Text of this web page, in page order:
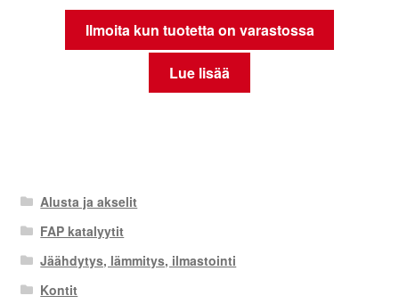
Ilmoita kun tuotetta on varastossa
Lue lisää
Alusta ja akselit
FAP katalyytit
Jäähdytys, lämmitys, ilmastointi
Kontit